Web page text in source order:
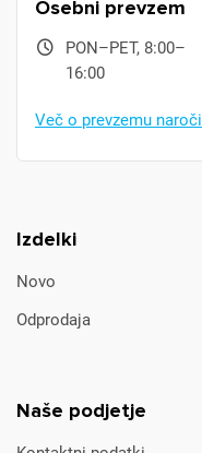
Izdelki
Novo
Odprodaja
Naše podjetje
Osebni prevzem
PON–PET, 8:00–
16:00
Več o prevzemu naročil